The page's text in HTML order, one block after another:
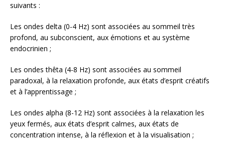
suivants :
Les ondes delta (0-4 Hz) sont associées au sommeil très
profond, au subconscient, aux émotions et au système
endocrinien ;
Les ondes thêta (4-8 Hz) sont associées au sommeil
paradoxal, à la relaxation profonde, aux états d’esprit créatifs
et à l’apprentissage ;
Les ondes alpha (8-12 Hz) sont associées à la relaxation les
yeux fermés, aux états d’esprit calmes, aux états de
concentration intense, à la réflexion et à la visualisation ;